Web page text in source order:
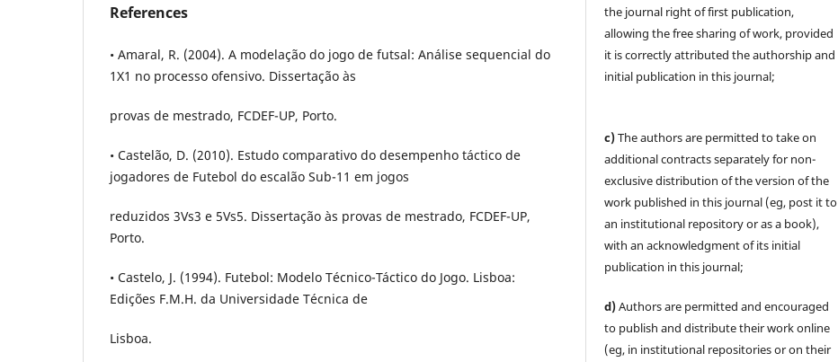
References
• Amaral, R. (2004). A modelação do jogo de futsal: Análise sequencial do
1X1 no processo ofensivo. Dissertação às
provas de mestrado, FCDEF-UP, Porto.
• Castelão, D. (2010). Estudo comparativo do desempenho táctico de
jogadores de Futebol do escalão Sub-11 em jogos
reduzidos 3Vs3 e 5Vs5. Dissertação às provas de mestrado, FCDEF-UP,
Porto.
• Castelo, J. (1994). Futebol: Modelo Técnico-Táctico do Jogo. Lisboa:
Edições F.M.H. da Universidade Técnica de
Lisboa.
the journal right of first publication,
allowing the free sharing of work, provided
it is correctly attributed the authorship and
initial publication in this journal;
c)The authors are permitted to take on
additional contracts separately for non-
exclusive distribution of the version of the
work published in this journal (eg, post it to
an institutional repository or as a book),
with an acknowledgment of its initial
publication in this journal;
d)Authors are permitted and encouraged
to publish and distribute their work online
(eg, in institutional repositories or on their